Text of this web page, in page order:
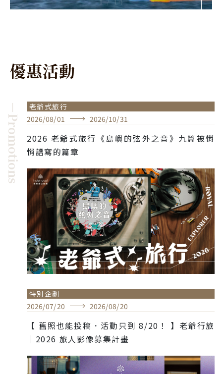
優惠活動
－Promotions
老爺式旅行
2026/08/01 2026/10/31
2026 老爺式旅行《島嶼的弦外之音》九篇被悄
悄譜寫的篇章
特別企劃
2026/07/20 2026/08/20
【 舊照也能投稿．活動只到 8/20！ 】老爺行旅
｜2026 旅人影像募集計畫